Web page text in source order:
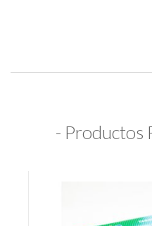
- Productos